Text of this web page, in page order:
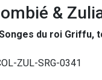
&
du roi Griffu,
ZUL-SRG-0341